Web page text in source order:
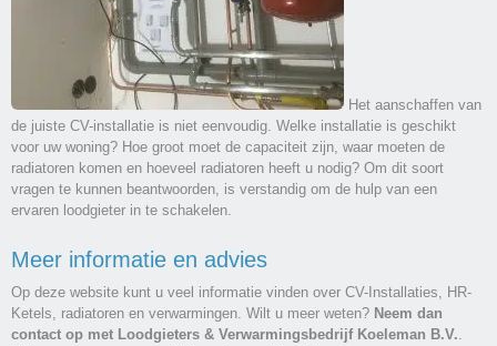
Het aanschaffen van
de juiste CV-installatie is niet eenvoudig. Welke installatie is geschikt
voor uw woning? Hoe groot moet de capaciteit zijn, waar moeten de
radiatoren komen en hoeveel radiatoren heeft u nodig? Om dit soort
vragen te kunnen beantwoorden, is verstandig om de hulp van een
ervaren loodgieter in te schakelen.
Meer informatie en advies
Op deze website kunt u veel informatie vinden over CV-Installaties, HR-
Ketels, radiatoren en verwarmingen. Wilt u meer weten? Neem dan
contact op met Loodgieters & Verwarmingsbedrijf Koeleman B.V..